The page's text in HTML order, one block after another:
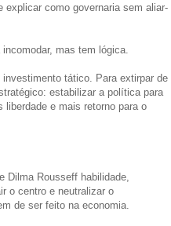
explicar como governaria sem aliar-
mas tem lógica.
tático. Para extirpar de
estabilizar a política para
e mais retorno para o
Dilma Rousseff habilidade,
o centro e neutralizar o
de ser feito na economia.